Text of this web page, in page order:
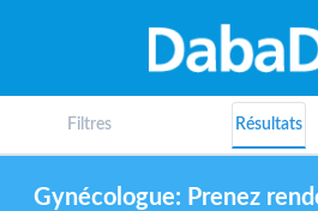
Filtres Résultats
Gynécologue: Prenez